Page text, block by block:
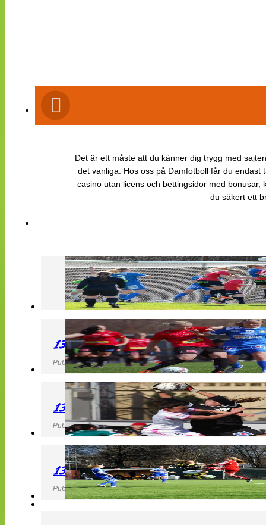
Det är ett måste att du känner dig trygg med
det vanliga. Hos oss på Damfotboll får du
casino utan licens och bettingsidor med
du säkert ett
130427 LB 07 – QBIK
Publicerad 27 April 2013, 22:40
130427 IF Limhamn Bunkeflo – QBIK
Publicerad 27 April 2013, 21:10
130427 LdB FC Malmö – Mallbackens IF
Publicerad 27 April 2013, 20:54